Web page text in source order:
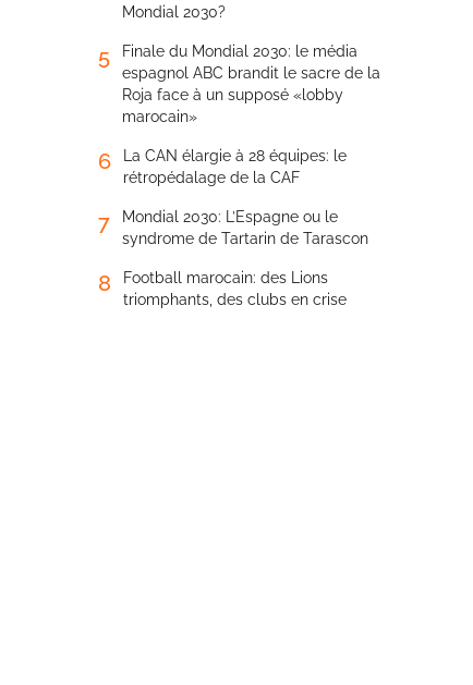
Mondial 2030?
5
Finale du Mondial 2030: le média
espagnol ABC brandit le sacre de la
Roja face à un supposé «lobby
marocain»
6
La CAN élargie à 28 équipes: le
rétropédalage de la CAF
7
Mondial 2030: L’Espagne ou le
syndrome de Tartarin de Tarascon
8
Football marocain: des Lions
triomphants, des clubs en crise